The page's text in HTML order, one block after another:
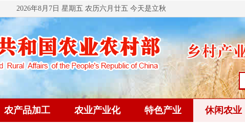
2026年8月7日 星期五 农历六月廿五 今天是立秋
农产品加工 农业产业化 特色产业 休闲农业